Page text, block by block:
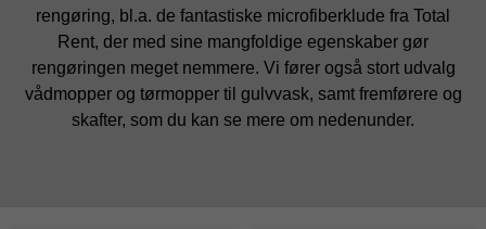
rengøring, bl.a. de fantastiske microfiberklude fra Total
Rent, der med sine mangfoldige egenskaber gør
rengøringen meget nemmere. Vi fører også stort udvalg
vådmopper og tørmopper til gulvvask, samt fremførere og
skafter, som du kan se mere om nedenunder.